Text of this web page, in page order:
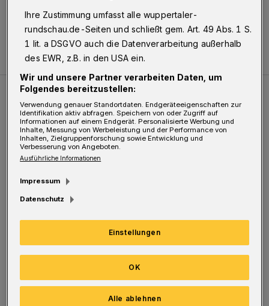
Weitere Bilderstrecken
Sommer in der Elberfelder City
Ihre Zustimmung umfasst alle wuppertaler-
rundschau.de-Seiten und schließt gem. Art. 49 Abs. 1 S.
1 lit. a DSGVO auch die Datenverarbeitung außerhalb
des EWR, z.B. in den USA ein.
Wir und unsere Partner verarbeiten Daten, um
Folgendes bereitzustellen:
Verwendung genauer Standortdaten. Endgeräteeigenschaften zur
Identifikation aktiv abfragen. Speichern von oder Zugriff auf
Informationen auf einem Endgerät. Personalisierte Werbung und
Inhalte, Messung von Werbeleistung und der Performance von
Inhalten, Zielgruppenforschung sowie Entwicklung und
Verbesserung von Angeboten.
Ausführliche Informationen
Impressum
Datenschutz
Einstellungen
Alle ablehnen
OK